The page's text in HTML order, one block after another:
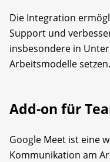
Die Integration
Support und
insbesondere in
Arbeitsmodelle setzen.
Add-on für
Google Meet ist eine
Kommunikation am